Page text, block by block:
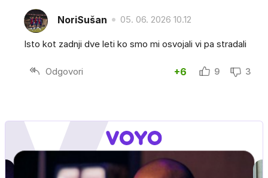
NoriSušan 05. 06. 2026 10.12
Isto kot zadnji dve leti ko smo mi osvojali vi pa stradali
Odgovori +6 9 3